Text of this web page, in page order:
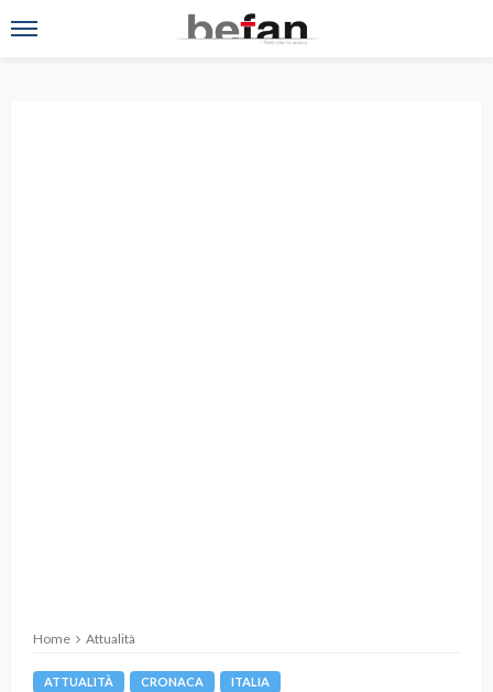
Home Attualità
ATTUALITÀ CRONACA ITALIA